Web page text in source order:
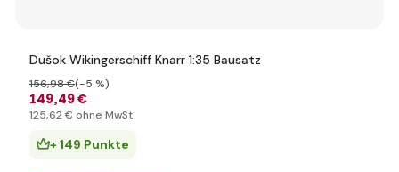
Dušok Wikingerschiff Knarr 1:35 Bausatz
149,49 €
156,98 €(-5 %)
125,62 € ohne MwSt
+ 149 Punkte